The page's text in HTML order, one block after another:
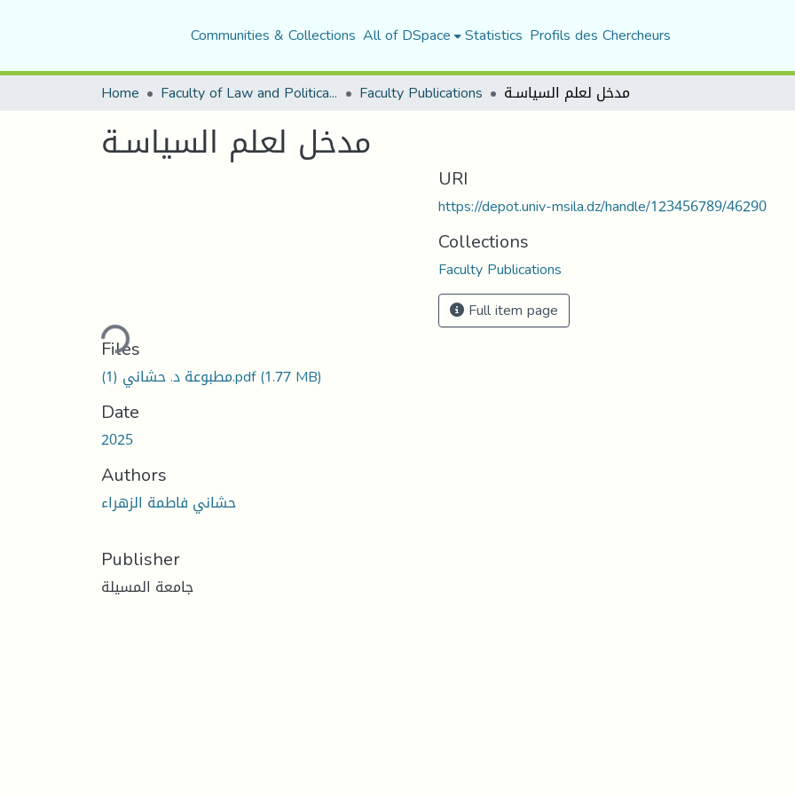
Communities & Collections All of DSpace Statistics Profils des Chercheurs
Home Faculty of Law and Political Science Faculty Publications مدخل لعلم السياسـة
مدخل لعلم السياسـة
Loading...
Files
مطبوعة د. حشاني (1).pdf(1.77 MB)
Date
2025
Authors
حشاني فاطمة الزهراء
Publisher
جامعة المسيلة
URI
https://depot.univ-msila.dz/handle/123456789/46290
Collections
Faculty Publications
Full item page